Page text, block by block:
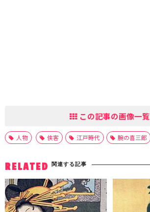
この記事の画像一覧
人物 侠客 江戸時代 腕の喜三郎
RELATED 関連する記事